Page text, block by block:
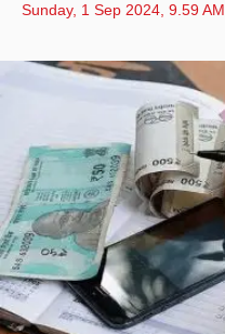
Sunday, 1 Sep 2024, 9.59 AM